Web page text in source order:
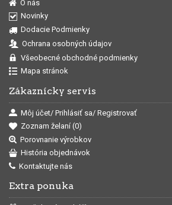
O nás
Novinky
Dodacie Podmienky
Ochrana osobných údajov
Všeobecné obchodné podmienky
Mapa stránok
Zákaznícky servis
Môj účet/ Prihlásiť sa/ Registrovať
Zoznam želaní (0)
Porovnanie výrobkov
História objednávok
Kontaktujte nás
Extra ponuka